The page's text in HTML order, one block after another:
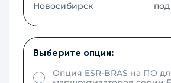
Новосибирск
под
Выберите опции:
Опция ESR-BRAS на ПО